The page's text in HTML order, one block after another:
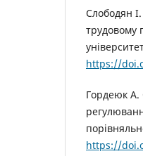
Слободян
трудовому
https://
Гордеюк А.
https://